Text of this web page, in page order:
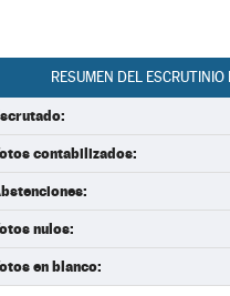
RESUMEN DEL
contabilizados:
nulos:
en blanco: